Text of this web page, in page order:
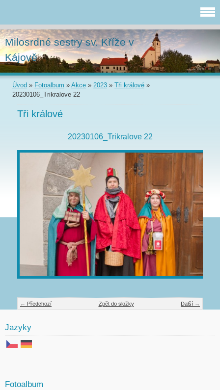
Milosrdné sestry sv. Kříže v
Kájově
Úvod » Fotoalbum » Akce » 2023 » Tři králové »
20230106_Trikralove 22
Tři králové
20230106_Trikralove 22
← Předchozí Další →
Zpět do složky
Jazyky
Fotoalbum